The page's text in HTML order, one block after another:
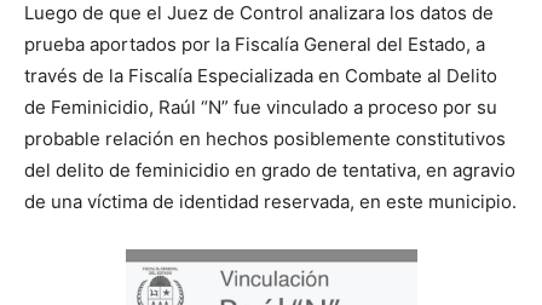
Luego de que el Juez de Control analizara los datos de
prueba aportados por la Fiscalía General del Estado, a
través de la Fiscalía Especializada en Combate al Delito
de Feminicidio, Raúl “N” fue vinculado a proceso por su
probable relación en hechos posiblemente constitutivos
del delito de feminicidio en grado de tentativa, en agravio
de una víctima de identidad reservada, en este municipio.